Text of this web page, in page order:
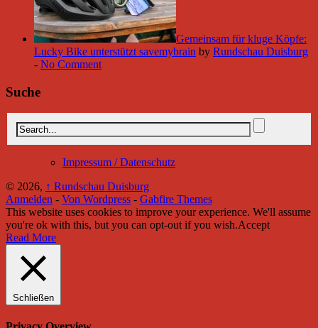
Gemeinsam für kluge Köpfe:
Lucky Bike unterstützt savemybrain by Rundschau Duisburg
- No Comment
Suche
Impressum / Datenschutz
© 2026, ↑ Rundschau Duisburg
Anmelden - Von Wordpress - Gabfire Themes
This website uses cookies to improve your experience. We'll assume
you're ok with this, but you can opt-out if you wish.Accept
Read More
Schließen